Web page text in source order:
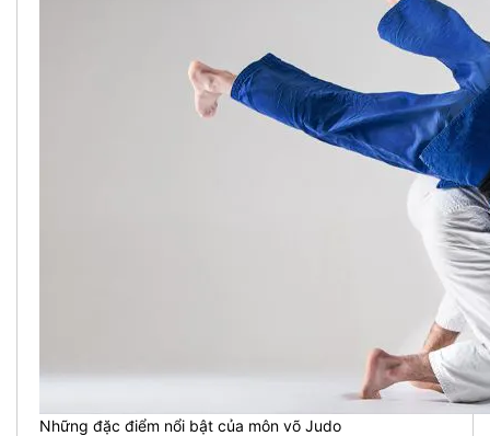
Những đặc điểm nổi bật của môn võ Judo